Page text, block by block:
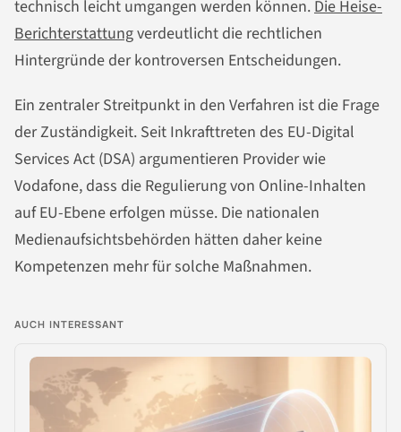
technisch leicht umgangen werden können.Die Heise-
Berichterstattungverdeutlicht die rechtlichen
Hintergründe der kontroversen Entscheidungen.
Ein zentraler Streitpunkt in den Verfahren ist die Frage
der Zuständigkeit. Seit Inkrafttreten des EU-Digital
Services Act (DSA) argumentieren Provider wie
Vodafone, dass die Regulierung von Online-Inhalten
auf EU-Ebene erfolgen müsse. Die nationalen
Medienaufsichtsbehörden hätten daher keine
Kompetenzen mehr für solche Maßnahmen.
AUCH INTERESSANT